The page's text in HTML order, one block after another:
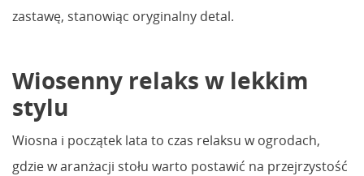
zastawę, stanowiąc oryginalny detal.
Wiosenny relaks w lekkim
stylu
Wiosna i początek lata to czas relaksu w ogrodach,
gdzie w aranżacji stołu warto postawić na przejrzystość